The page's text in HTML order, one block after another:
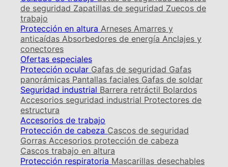
de seguridad Zapatillas de seguridad Zuecos de
trabajo
Protección en altura Arneses Amarres y
anticaídas Absorbedores de energía Anclajes y
conectores
Ofertas especiales
Protección ocular Gafas de seguridad Gafas
panorámicas Pantallas faciales Gafas de soldar
Seguridad industrial Barrera retráctil Bolardos
Accesorios seguridad industrial Protectores de
estructura
Accesorios de trabajo
Protección de cabeza Cascos de seguridad
Gorras Accesorios protección de cabeza
Cascos trabajo en altura
Protección respiratoria Mascarillas desechables